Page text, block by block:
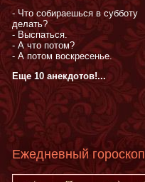
- Что собираешься в субботу
делать?
- Выспаться.
- А что потом?
- А потом воскресенье.
Еще 10 анекдотов!...
Ежедневный гороскоп